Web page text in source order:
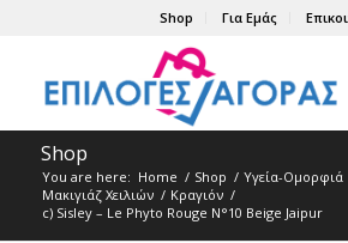
Shop Για Εμάς
Shop
You are here: Home / Shop / Υγεία-Ομορφιά
Μακιγιάζ Χειλιών / Κραγιόν /
c) Sisley – Le Phyto Rouge N°10 Beige Jaipur